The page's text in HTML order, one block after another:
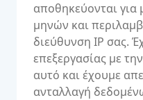
αποθηκεύονται για
μηνών και
διεύθυνση IP σας.
επεξεργασίας με
αυτό και έχουμε
ανταλλαγή